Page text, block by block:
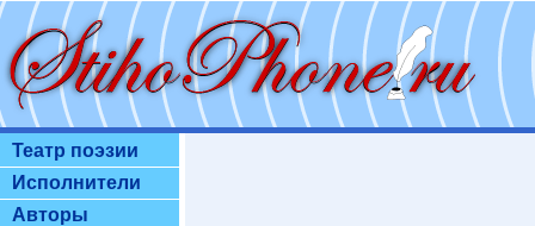
Театр поэзии
Исполнители
Авторы